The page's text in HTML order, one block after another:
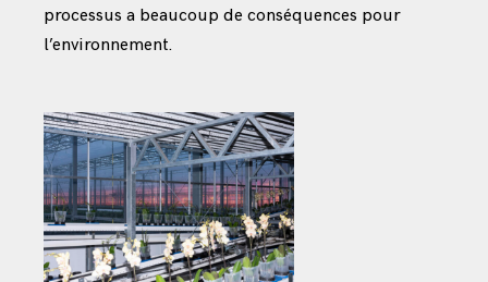
processus a beaucoup de conséquences pour
l’environnement.